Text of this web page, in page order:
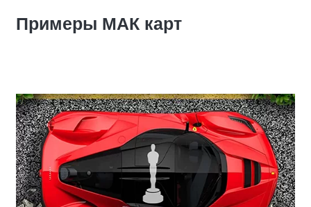
Примеры МАК карт